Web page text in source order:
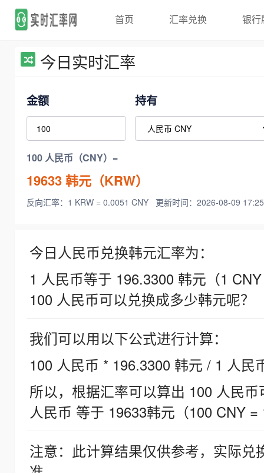
首页 汇率兑换 银行
今日实时汇率
金额 持有
100 人民币（CNY）=
19633韩元（KRW）
反向汇率：1 KRW = 0.0051 CNY 更新时间：2026-08-09
今日人民币兑换韩元汇率为：
1 人民币等于 196.3300 韩元（1
100 人民币可以兑换成多少韩元呢？
我们可以用以下公式进行计算：
100 人民币 * 196.3300 韩元 / 1 人民
所以，根据汇率可以算出 100 人民
人民币 等于 19633韩元（100 CNY =
注意：此计算结果仅供参考，实际